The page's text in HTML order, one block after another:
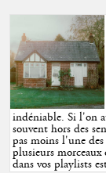
indéniable. Si l'on
souvent hors des
pas moins l'une
plusieurs
dans vos playlists